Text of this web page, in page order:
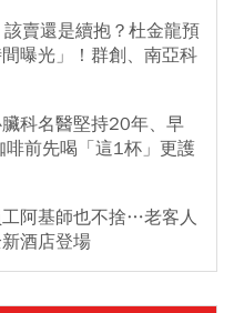
賣還是續抱？杜金龍預
曝光」！群創、南亞科
科名醫堅持20年、早
前先喝「這1杯」更護
阿基師也不捨…老客人
酒店登場